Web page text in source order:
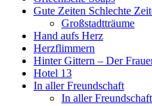
Gute Zeiten Schlechte
Großstadtträume
Hand aufs Herz
Herzflimmern
Hinter Gittern – Der
Hotel 13
In aller Freundschaft
In aller